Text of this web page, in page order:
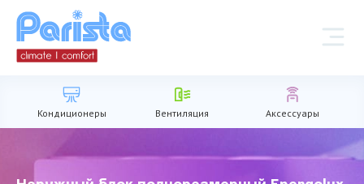
Кондиционеры Вентиляция Аксессуары